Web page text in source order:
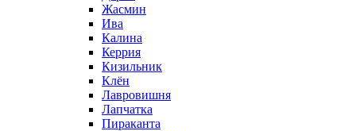
Жасмин
Ива
Калина
Керрия
Кизильник
Клён
Лавровишня
Лапчатка
Пираканта